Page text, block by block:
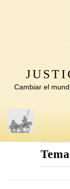
Cambiar el